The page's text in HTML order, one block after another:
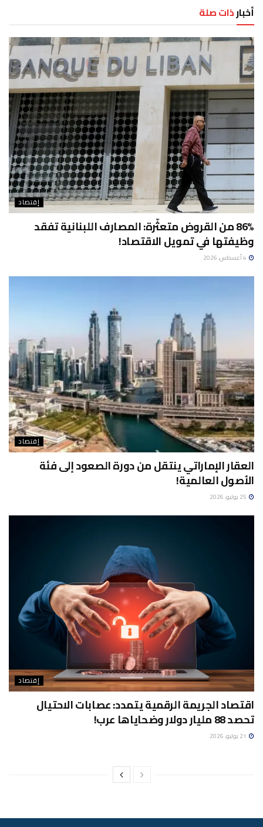
أخبارذات صلة
إقتصاد
86% من القروض متعثّرة: المصارف اللبنانية تفقد
وظيفتها في تمويل الاقتصاد!
إقتصاد
العقار الإماراتي ينتقل من دورة الصعود إلى فئة
الأصول العالمية!
إقتصاد
اقتصاد الجريمة الرقمية يتمدد: عصابات الاحتيال
تحصد 88 مليار دولار وضحاياها عرب!